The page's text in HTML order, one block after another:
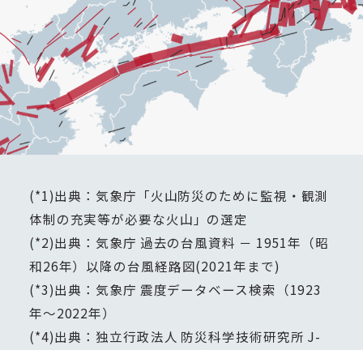
(*1)出典：気象庁「火山防災のために監視・観測
体制の充実等が必要な火山」の選定
(*2)出典：気象庁 過去の台風資料 － 1951年（昭
和26年）以降の台風経路図(2021年まで)
(*3)出典：気象庁 震度データベース検索（1923
年～2022年）
(*4)出典：独立行政法人 防災科学技術研究所 J-